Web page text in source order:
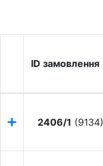
ID замовлення
ID замовлення
2406/1 (9134)